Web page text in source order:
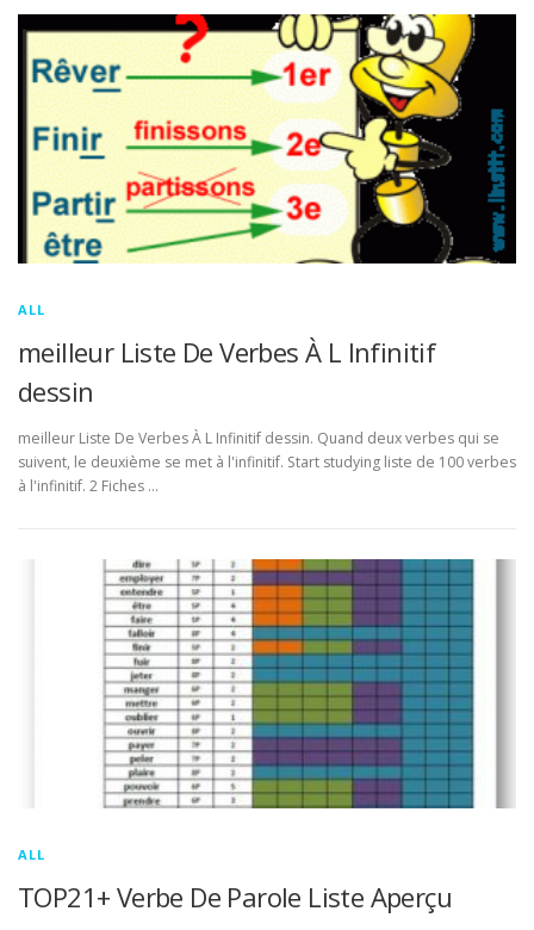
ALL
meilleur Liste De Verbes À L Infinitif
dessin
meilleur Liste De Verbes À L Infinitif dessin. Quand deux verbes qui se
suivent, le deuxième se met à l'infinitif. Start studying liste de 100 verbes
à l'infinitif. 2 Fiches …
ALL
TOP21+ Verbe De Parole Liste Aperçu